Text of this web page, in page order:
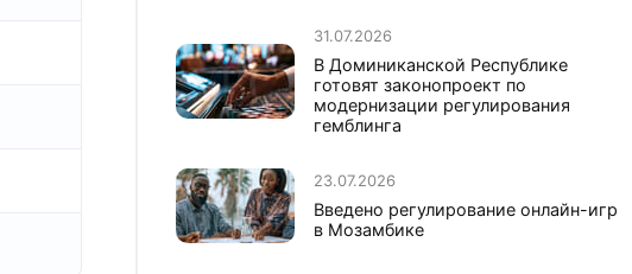
31.07.2026
В Доминиканской Республике
готовят законопроект по
модернизации регулирования
гемблинга
23.07.2026
Введено регулирование онлайн-игр
в Мозамбике